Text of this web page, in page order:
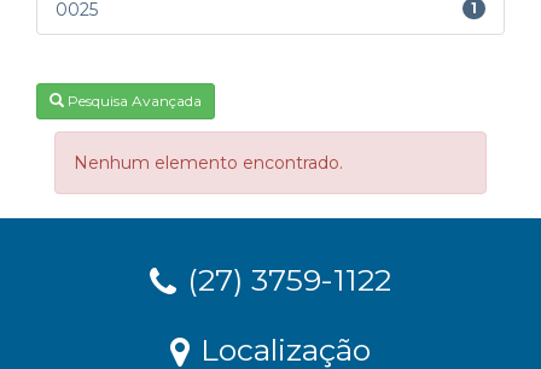
0025 1
Pesquisa Avançada
Nenhum elemento encontrado.
(27) 3759-1122
Localização